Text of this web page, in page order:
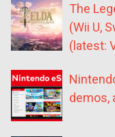
The
(Wii U,
(latest:
demos,